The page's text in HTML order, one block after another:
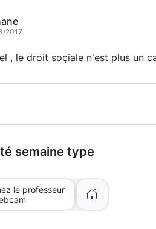
2017
, le droit soçiale n'est plus un
semaine type
le professeur